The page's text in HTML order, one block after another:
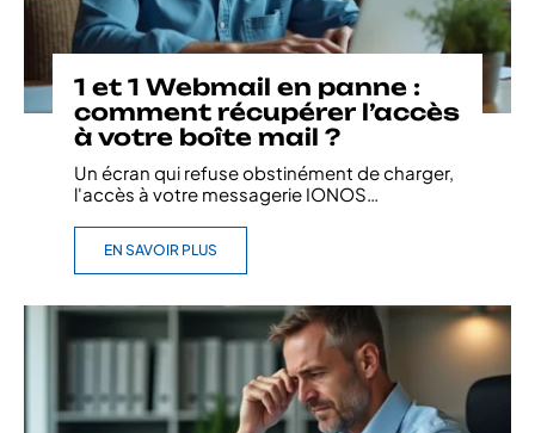
1 et 1 Webmail en panne :
comment récupérer l’accès
à votre boîte mail ?
Un écran qui refuse obstinément de charger,
l'accès à votre messagerie IONOS
EN SAVOIR PLUS